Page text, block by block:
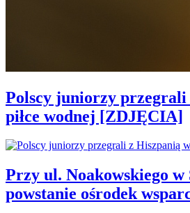
Polscy juniorzy przegrali
piłce wodnej [ZDJĘCIA]
Przy ul. Noakowskiego w
powstanie ośrodek